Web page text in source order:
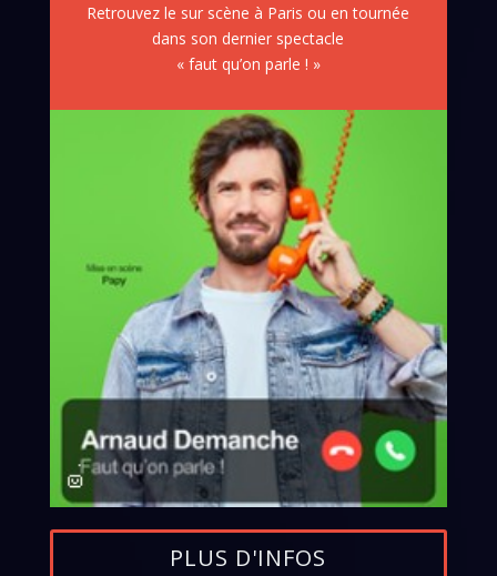
Retrouvez le sur scène à Paris ou en tournée
dans son dernier spectacle
« faut qu’on parle ! »
PLUS D'INFOS